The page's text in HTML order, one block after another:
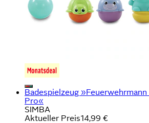
Badespielzeug
Pro«
SIMBA
Aktueller Preis14,99 €